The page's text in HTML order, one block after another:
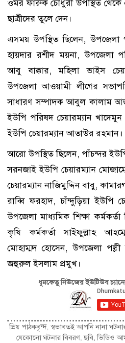
ওমর ফারুক চৌধুরী উপস্থিত থেকে
ছাত্রীদের তুলে দেন।
এসময় উপস্থিত ছিলেন, উপজেলা
হায়দার রশীদ ময়না, উপজেলা
আবু বাক্কার, মহিলা ভাইস
উপজেলা আওয়ামী লীগের
সাধারণ সম্পাদক আবুল কালাম
ইউপি পরিষদ চেয়ারম্যান
ইউপি চেয়ারম্যান আতাউর রহমান।
আরো উপস্থিত ছিলেন, পাঁচন্দর
সরনজাই ইউপি চেয়ারম্যান
চেয়ারম্যান নাজিমুদ্দিন বাবু,
রাব্বি ফরহাদ, চাঁন্দুড়িয়া ইউপি
উপজেলা মাধ্যমিক শিক্ষা
কৃষি কর্মকর্তা সাইফুল্লাহ
মোহাম্মদ হোসেন, উপজেলা
জহুরুল ইসলাম প্রমুখ।
ধূমকেতু নিউজের ইউটিউব
প্রিয় পাঠকবৃন্দ, স্বভাবতই আপনি নানা
যেকোনো ঘটনার বিবরণ, ছবি, ভিডিও